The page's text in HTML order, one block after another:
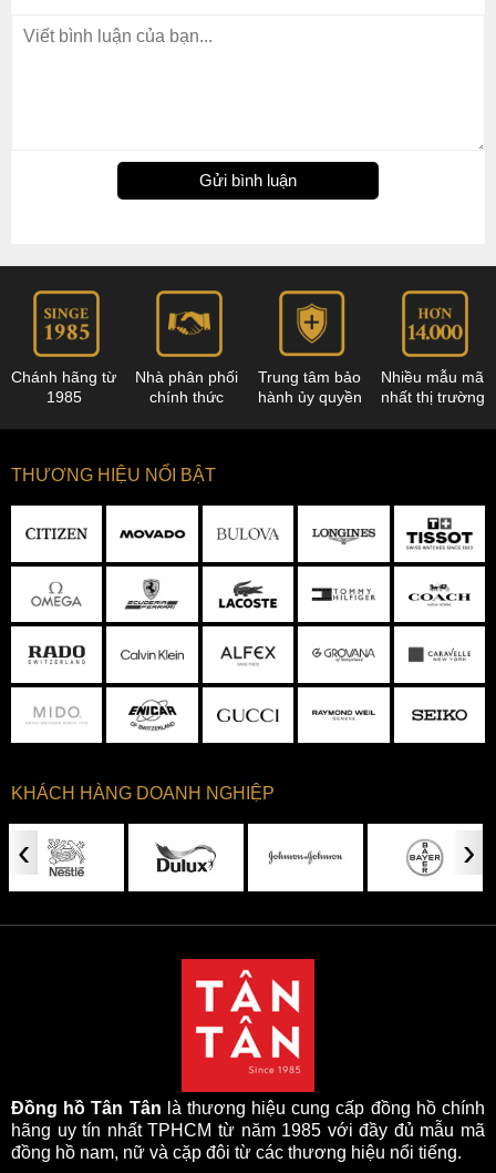
Gửi bình luận
Chánh hãng từ
1985
Nhà phân phối
chính thức
Trung tâm bảo
hành ủy quyền
Nhiều mẫu mã
nhất thị trường
THƯƠNG HIỆU NỔI BẬT
KHÁCH HÀNG DOANH NGHIỆP
‹ ›
Đồng hồ Tân Tân là thương hiệu cung cấp đồng hồ chính
hãng uy tín nhất TPHCM từ năm 1985 với đầy đủ mẫu mã
đồng hồ nam, nữ và cặp đôi từ các thương hiệu nổi tiếng.